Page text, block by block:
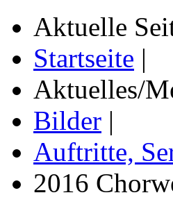
Aktuelle
Startseite |
Aktuelles/
Bilder |
Auftritte,
2016